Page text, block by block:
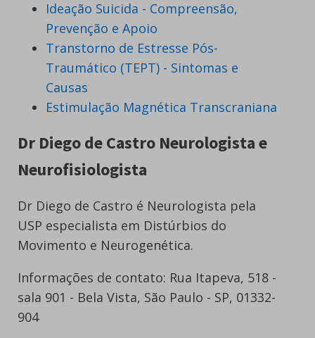
Ideação Suicida - Compreensão,
Prevenção e Apoio
Transtorno de Estresse Pós-
Traumático (TEPT) - Sintomas e
Causas
Estimulação Magnética Transcraniana
Dr Diego de Castro Neurologista e
Neurofisiologista
Dr Diego de Castro é Neurologista pela
USP especialista em Distúrbios do
Movimento e Neurogenética.
Informações de contato: Rua Itapeva, 518 -
sala 901 - Bela Vista, São Paulo - SP, 01332-
904